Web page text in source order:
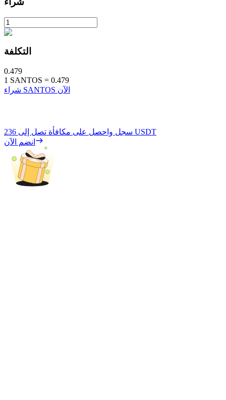
التكلفة
0.479
1 SANTOS = 0.479
شراء SANTOS الآن
سجل واحصل على مكافأة تصل إلى 236 USDT
انضم الآن